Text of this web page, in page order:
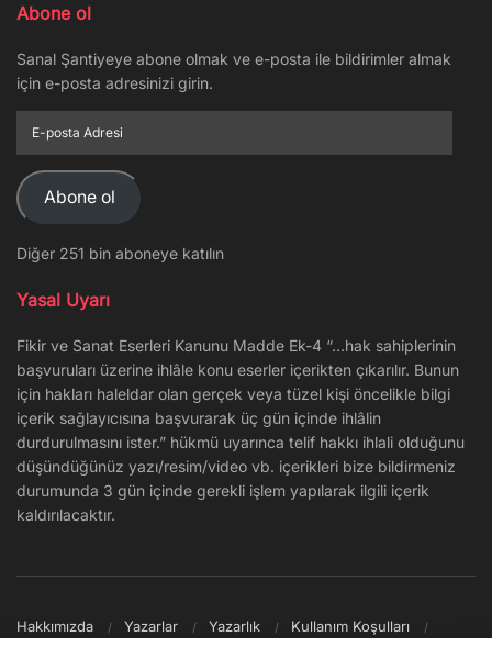
Abone ol
Sanal Şantiyeye abone olmak ve e-posta ile bildirimler almak
için e-posta adresinizi girin.
posta
Adresi
Abone ol
Diğer 251 bin aboneye katılın
Yasal Uyarı
Fikir ve Sanat Eserleri Kanunu Madde Ek-4 “…hak sahiplerinin
başvuruları üzerine ihlâle konu eserler içerikten çıkarılır. Bunun
için hakları haleldar olan gerçek veya tüzel kişi öncelikle bilgi
içerik sağlayıcısına başvurarak üç gün içinde ihlâlin
durdurulmasını ister.” hükmü uyarınca telif hakkı ihlali olduğunu
düşündüğünüz yazı/resim/video vb. içerikleri bize bildirmeniz
durumunda 3 gün içinde gerekli işlem yapılarak ilgili içerik
kaldırılacaktır.
Hakkımızda Yazarlar Yazarlık
Kullanım Koşulları